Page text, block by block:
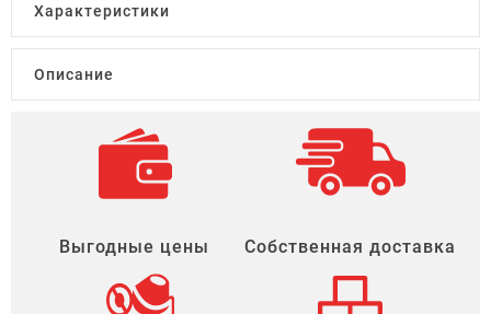
Характеристики
Описание
Выгодные цены Собственная доставка